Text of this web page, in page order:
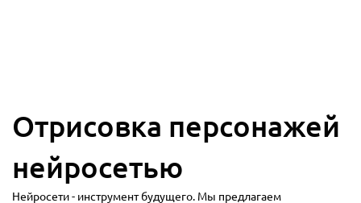
Отрисовка персонажей
нейросетью
Нейросети - инструмент будущего. Мы предлагаем